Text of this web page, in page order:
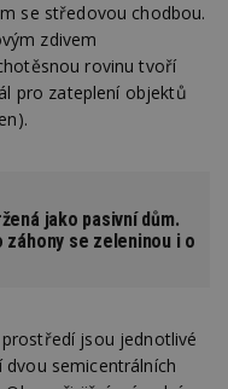
se středovou chodbou.
zdivem
rovinu tvoří
pro zateplení objektů
jako pasivní dům.
se zeleninou i o
jsou jednotlivé
semicentrálních